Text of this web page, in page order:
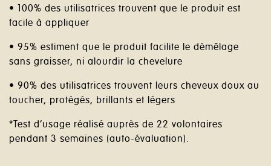
• 100% des utilisatrices trouvent que le produit est
facile à appliquer
• 95% estiment que le produit facilite le démêlage
sans graisser, ni alourdir la chevelure
• 90% des utilisatrices trouvent leurs cheveux doux au
toucher, protégés, brillants et légers
*Test d’usage réalisé auprès de 22 volontaires
pendant 3 semaines (auto-évaluation).